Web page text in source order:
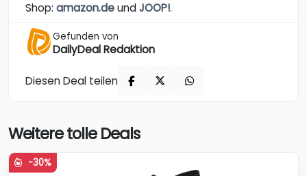
Shop: amazon.deundJOOP!.
Gefunden von
DailyDeal Redaktion
Diesen Deal teilen
Weitere tolle Deals
-30%